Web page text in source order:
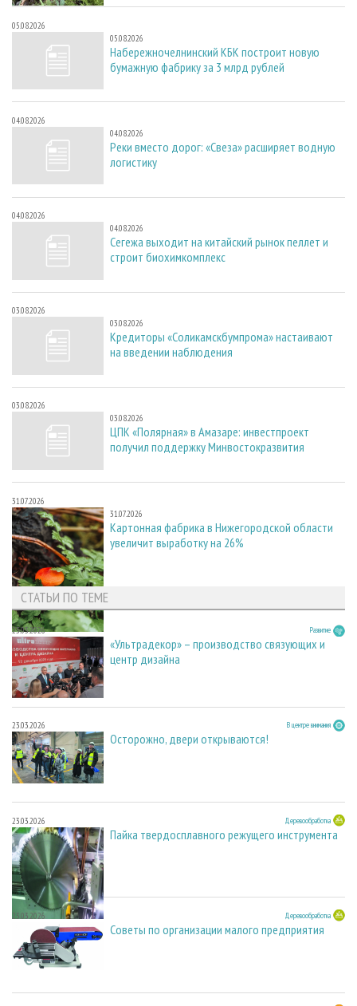
05.08.2026
05.08.2026
Набережночелнинский КБК построит новую
бумажную фабрику за 3 млрд рублей
04.08.2026
04.08.2026
Реки вместо дорог: «Свеза» расширяет водную
логистику
04.08.2026
04.08.2026
Сегежа выходит на китайский рынок пеллет и
строит биохимкомплекс
03.08.2026
03.08.2026
Кредиторы «Соликамскбумпрома» настаивают
на введении наблюдения
03.08.2026
03.08.2026
ЦПК «Полярная» в Амазаре: инвестпроект
получил поддержку Минвостокразвития
31.07.2026
31.07.2026
Картонная фабрика в Нижегородской области
увеличит выработку на 26%
СТАТЬИ ПО ТЕМЕ
23.03.2026 Развитие
«Ультрадекор» – производство связующих и
центр дизайна
23.03.2026 В центре внимания
Осторожно, двери открываются!
23.03.2026 Деревообработка
Пайка твердосплавного режущего инструмента
23.03.2026 Деревообработка
Советы по организации малого предприятия